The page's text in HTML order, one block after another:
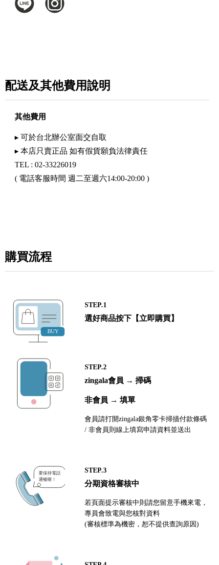
配送及其他費用說明
其他費用
▸ 可於台北辦公室面交自取
▸ 本店只賣正品 如有假貨願負法律責任
TEL : 02-33226019
( 電話客服時間 週二至週六14:00-20:00 )
購買流程
STEP.1
選好商品按下【立即購買】
STEP.2
zingala會員 → 掃碼
非會員 → 填單
會員請打開zingala銀角零卡掃描付款條碼
/ 非會員則線上填寫申請資料並送出
STEP.3
分期資格審核中
若頁面提示審核中則請您留意手機來電，
專員會致電與您核對資料
(審核標準為機密，恕不提供查詢原因)